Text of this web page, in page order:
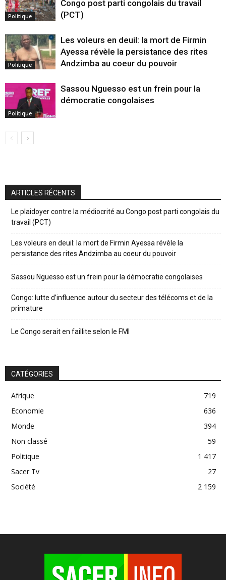
Politique
Congo post parti congolais du travail
(PCT)
Politique
Les voleurs en deuil: la mort de Firmin
Ayessa révèle la persistance des rites
Andzimba au coeur du pouvoir
Politique
Sassou Nguesso est un frein pour la
démocratie congolaises
ARTICLES RÉCENTS
Le plaidoyer contre la médiocrité au Congo post parti congolais du
travail (PCT)
Les voleurs en deuil: la mort de Firmin Ayessa révèle la
persistance des rites Andzimba au coeur du pouvoir
Sassou Nguesso est un frein pour la démocratie congolaises
Congo: lutte d’influence autour du secteur des télécoms et de la
primature
Le Congo serait en faillite selon le FMI
CATÉGORIES
Afrique
719
Economie
636
Monde
394
Non classé
59
Politique
1 417
Sacer Tv
27
Société
2 159